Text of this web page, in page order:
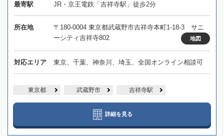
最寄駅 JR・京王電鉄「吉祥寺駅」徒歩2分
所在地
〒180-0004 東京都武蔵野市吉祥寺本町1-18-3 サニ
ーシティ吉祥寺802
地図
対応エリア 東京、千葉、神奈川、埼玉、全国オンライン相談可
東京都 武蔵野市 吉祥寺駅
詳細を見る